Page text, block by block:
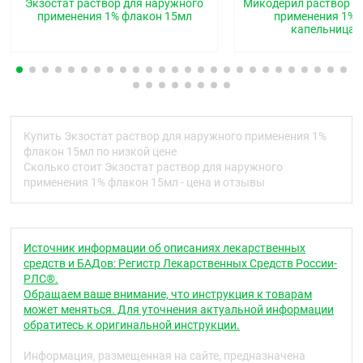
входящего в состав клеточной стенки гриба.
плесневых грибов (Aspergillus spp.), дрожжевых
грибов (Candida spp., Pityrosporum) и других грибов
дерматофитов и аспергилл нафтифин действует
фунгицидно.
В отношении дрожжевых грибов нафтифин
проявляет фунгицидную или фунгистатическую
Обладает антибактериальной активностью в
отношении грамположительных и
грамотрицательных микроорганизмов, которые
могут вызвать вторичные бактериальные
инфекции.
Обладает противовоспалительным действием,
Экзостат раствор для наружного
применения 1% флакон 15мл
Микодерил раствор
применения 1%
капельница
Купить Экзостат раствор для наружного применения 1%
флакон 15мл по низкой цене
Сколько стоит Экзостат раствор для наружного
применения 1% флакон 15мл - цена и отзывы
Источник информации об описаниях лекарственных
средств и БАДов: Регистр Лекарственных Средств России-
РЛС®.
Обращаем ваше внимание, что инструкция к товарам
может меняться. Для уточнения актуальной информации
обратитесь к оригинальной инструкции.
Информация, размещенная на сайте, предназначена